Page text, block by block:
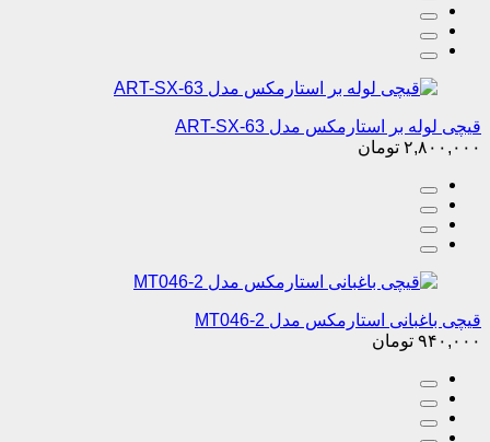
قیچی لوله بر استارمکس مدل ART-SX-63
۲,۸۰۰,۰۰۰ تومان
قیچی باغبانی استارمکس مدل MT046-2
۹۴۰,۰۰۰ تومان